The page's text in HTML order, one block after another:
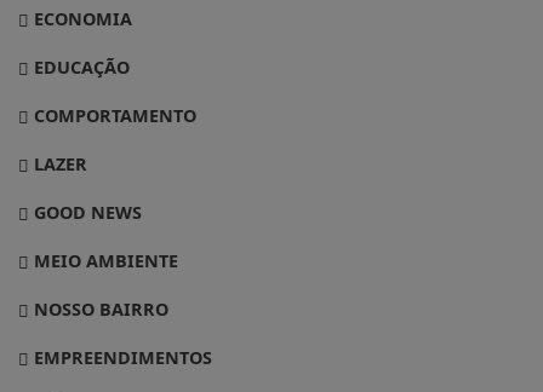
ECONOMIA
EDUCAÇÃO
COMPORTAMENTO
LAZER
GOOD NEWS
MEIO AMBIENTE
NOSSO BAIRRO
EMPREENDIMENTOS